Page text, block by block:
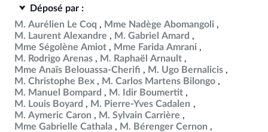
Déposé par :
M. Aurélien Le Coq
Mme Nadège Abomangoli
M. Laurent Alexandre
M. Gabriel Amard
Mme Ségolène Amiot
Mme Farida Amrani
M. Rodrigo Arenas
M. Raphaël Arnault
Mme Anaïs Belouassa-Cherifi
M. Ugo Bernalicis
M. Christophe Bex
M. Carlos Martens Bilongo
M. Manuel Bompard
M. Idir Boumertit
M. Louis Boyard
M. Pierre-Yves Cadalen
M. Aymeric Caron
M. Sylvain Carrière
Mme Gabrielle Cathala
M. Bérenger Cernon